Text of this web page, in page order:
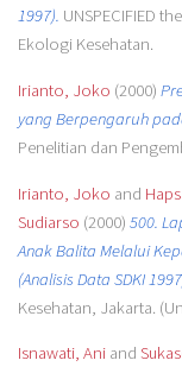
1997). UNSPECIFIED
Ekologi Kesehatan.
Irianto, Joko (2000)
yang Berpengaruh
Penelitian dan
Irianto, Joko and
Sudiarso (2000) 500.
Anak Balita Melalui
(Analisis Data SDKI
Kesehatan, Jakarta.
Isnawati, Aniand